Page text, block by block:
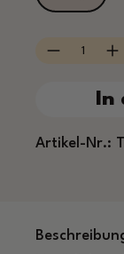
Produkt
Artikel-Nr.: